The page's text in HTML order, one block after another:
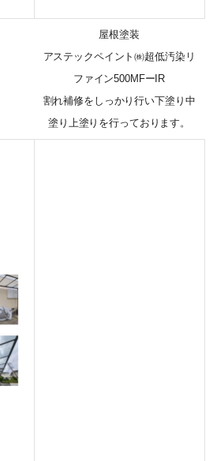
屋根塗装
アステックペイント㈱超低汚染リ
ファイン500MFーIR
割れ補修をしっかり行い下塗り中
塗り上塗りを行っております。